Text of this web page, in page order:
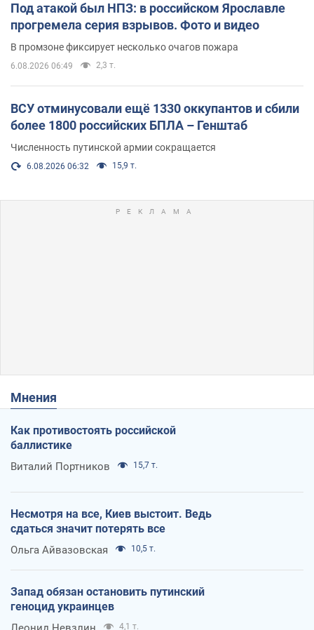
Под атакой был НПЗ: в российском Ярославле
прогремела серия взрывов. Фото и видео
В промзоне фиксирует несколько очагов пожара
6.08.2026 06:49 2,3 т.
ВСУ отминусовали ещё 1330 оккупантов и сбили
более 1800 российских БПЛА – Генштаб
Численность путинской армии сокращается
6.08.2026 06:32 15,9 т.
Мнения
Как противостоять российской
баллистике
Виталий Портников 15,7 т.
Несмотря на все, Киев выстоит. Ведь
сдаться значит потерять все
Ольга Айвазовская 10,5 т.
Запад обязан остановить путинский
геноцид украинцев
4,1 т.